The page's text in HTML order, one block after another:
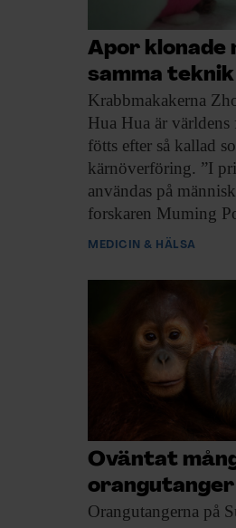
Apor klonade
samma
Krabbmakakerna
Hua Hua är världens
fötts efter så kallad
kärnöverföring. ”I
användas på
forskaren Muming
MEDICIN & HÄLSA
Oväntat
orangutanger
Orangutangerna på